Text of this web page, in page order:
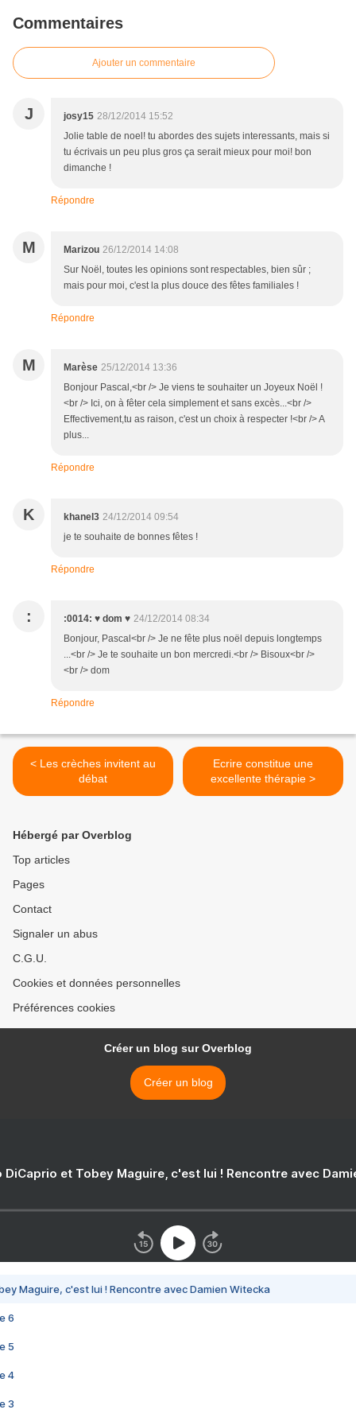
Commentaires
Ajouter un commentaire
J josy15 28/12/2014 15:52
Jolie table de noel! tu abordes des sujets interessants, mais si
tu écrivais un peu plus gros ça serait mieux pour moi! bon
dimanche !
Répondre
M Marizou 26/12/2014 14:08
Sur Noël, toutes les opinions sont respectables, bien sûr ;
mais pour moi, c'est la plus douce des fêtes familiales !
Répondre
M Marèse 25/12/2014 13:36
Bonjour Pascal,<br /> Je viens te souhaiter un Joyeux Noël !
<br /> Ici, on à fêter cela simplement et sans excès...<br />
Effectivement,tu as raison, c'est un choix à respecter !<br /> A
plus...
Répondre
K khanel3 24/12/2014 09:54
je te souhaite de bonnes fêtes !
Répondre
: :0014: ♥ dom ♥ 24/12/2014 08:34
Bonjour, Pascal<br /> Je ne fête plus noël depuis longtemps
...<br /> Je te souhaite un bon mercredi.<br /> Bisoux<br />
<br /> dom
Répondre
< Les crèches invitent au
débat
Ecrire constitue une
excellente thérapie >
Hébergé par Overblog
Top articles
Pages
Contact
Signaler un abus
C.G.U.
Cookies et données personnelles
Préférences cookies
Créer un blog sur Overblog
Créer un blog
DiCaprio et Tobey Maguire, c'est lui ! Rencontre avec
Maguire, c'est lui ! Rencontre avec Damien Witecka
6
5
4
3